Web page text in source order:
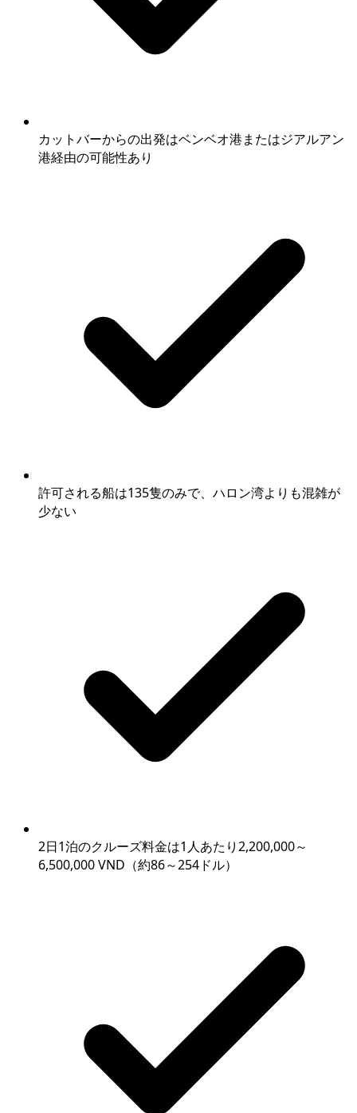
カットバーからの出発はベンベオ港またはジアルアン
港経由の可能性あり
許可される船は135隻のみで、ハロン湾よりも混雑が
少ない
2日1泊のクルーズ料金は1人あたり2,200,000～
6,500,000 VND（約86～254ドル）